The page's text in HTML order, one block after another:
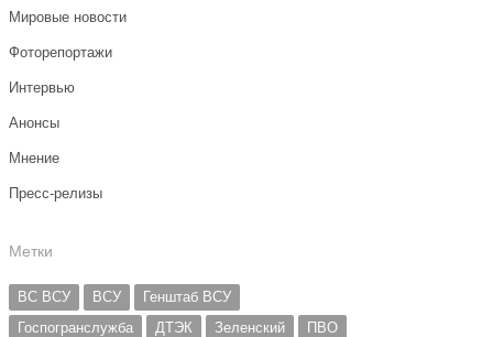
Мировые новости
Фоторепортажи
Интервью
Анонсы
Мнение
Пресс-релизы
Метки
ВС ВСУ ВСУ
Генштаб ВСУ
Госпогранслужба
ДТЭК Зеленский
ПВО